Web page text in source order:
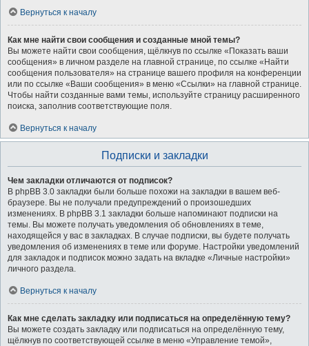
Вернуться к началу
Как мне найти свои сообщения и созданные мной темы?
Вы можете найти свои сообщения, щёлкнув по ссылке «Показать ваши
сообщения» в личном разделе на главной странице, по ссылке «Найти
сообщения пользователя» на странице вашего профиля на конференции
или по ссылке «Ваши сообщения» в меню «Ссылки» на главной странице.
Чтобы найти созданные вами темы, используйте страницу расширенного
поиска, заполнив соответствующие поля.
Вернуться к началу
Подписки и закладки
Чем закладки отличаются от подписок?
В phpBB 3.0 закладки были больше похожи на закладки в вашем веб-
браузере. Вы не получали предупреждений о произошедших
изменениях. В phpBB 3.1 закладки больше напоминают подписки на
темы. Вы можете получать уведомления об обновлениях в теме,
находящейся у вас в закладках. В случае подписки, вы будете получать
уведомления об изменениях в теме или форуме. Настройки уведомлений
для закладок и подписок можно задать на вкладке «Личные настройки»
личного раздела.
Вернуться к началу
Как мне сделать закладку или подписаться на определённую тему?
Вы можете создать закладку или подписаться на определённую тему,
щёлкнув по соответствующей ссылке в меню «Управление темой»,